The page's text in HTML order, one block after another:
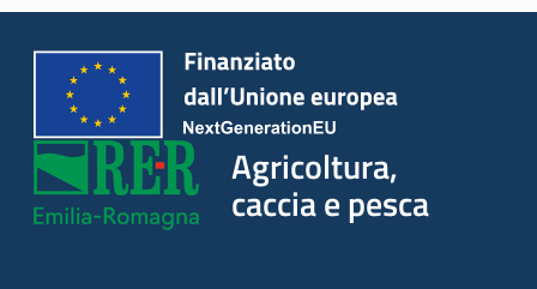
progetti
Agricoltura,
caccia e pesca